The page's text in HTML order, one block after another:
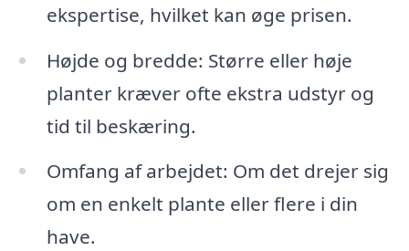
ekspertise, hvilket kan øge prisen.
Højde og bredde: Større eller høje
planter kræver ofte ekstra udstyr og
tid til beskæring.
Omfang af arbejdet: Om det drejer sig
om en enkelt plante eller flere i din
have.